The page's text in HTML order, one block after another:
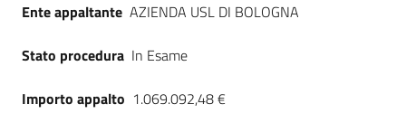
Ente appaltante AZIENDA USL DI BOLOGNA
Stato procedura In Esame
Importo appalto 1.069.092,48 €